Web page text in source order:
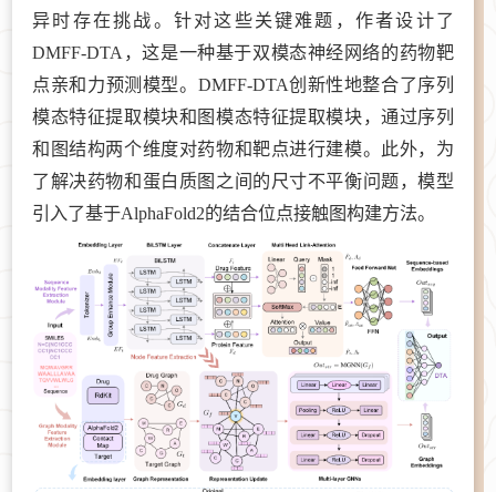
异时存在挑战。针对这些关键难题，作者设计了
DMFF-DTA，这是一种基于双模态神经网络的药物靶
点亲和力预测模型。DMFF-DTA创新性地整合了序列
模态特征提取模块和图模态特征提取模块，通过序列
和图结构两个维度对药物和靶点进行建模。此外，为
了解决药物和蛋白质图之间的尺寸不平衡问题，模型
引入了基于AlphaFold2的结合位点接触图构建方法。